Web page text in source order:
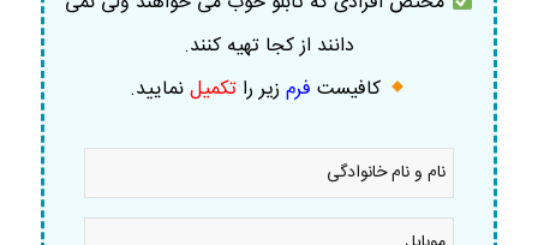
دانند از کجا تهیه کنند.
کافیست فرم زیر را تکمیلنمایید.
نام
نام
خانوادگی
موبایل